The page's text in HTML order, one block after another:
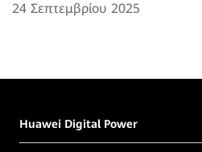
24 Σεπτεμβρίου 2025
Huawei Digital Power